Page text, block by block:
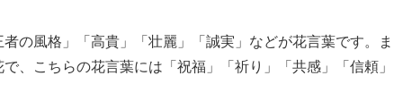
の風格」「高貴」「壮麗」「誠実」などが花言葉です。ま
、こちらの花言葉には「祝福」「祈り」「共感」「信頼」